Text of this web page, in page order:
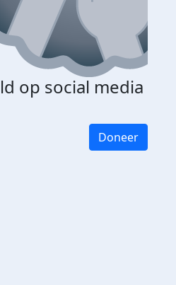
op social media
Doneer